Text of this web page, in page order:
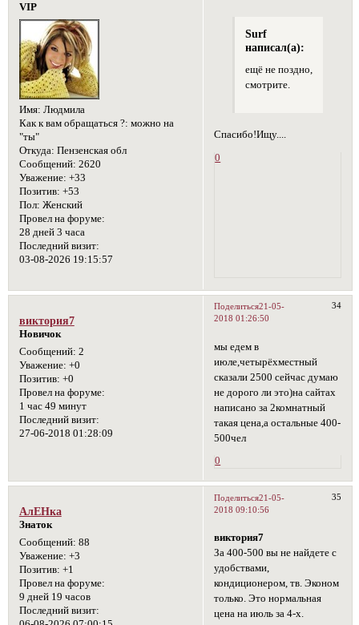
VIP
Имя: Людмила
Как к вам обращаться ?: можно на
"ты"
Откуда: Пензенская обл
Сообщений: 2620
Уважение: +33
Позитив: +53
Пол: Женский
Провел на форуме:
28 дней 3 часа
Последний визит:
03-08-2026 19:15:57
Surf
написал(а):
ещё не поздно,
смотрите.
Спасибо!Ищу....
0
Поделиться 34
21-05-
2018 01:26:50
виктория7
Новичок
Сообщений: 2
Уважение: +0
Позитив: +0
Провел на форуме:
1 час 49 минут
Последний визит:
27-06-2018 01:28:09
мы едем в
июле,четырёхместный
сказали 2500 сейчас думаю
не дорого ли это)на сайтах
написано за 2комнатный
такая цена,а остальные 400-
500чел
0
Поделиться 35
21-05-
2018 09:10:56
АлЕНка
Знаток
Сообщений: 88
Уважение: +3
Позитив: +1
Провел на форуме:
9 дней 19 часов
Последний визит:
виктория7
За 400-500 вы не найдете с
удобствами,
кондиционером, тв. Эконом
только. Это нормальная
цена на июль за 4-х.